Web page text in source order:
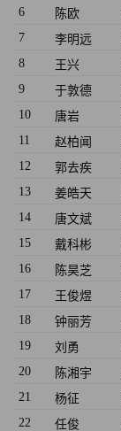
6
陈欧
7
李明远
8
王兴
9
于敦德
10
唐岩
11
赵柏闻
12
郭去疾
13
姜皓天
14
唐文斌
15
戴科彬
16
陈昊芝
17
王俊煜
18
钟丽芳
19
刘勇
20
陈湘宇
21
杨征
22
任俊